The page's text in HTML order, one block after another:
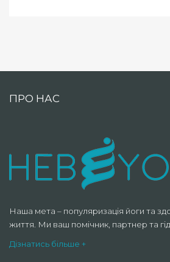
ПРО НАС
Наша мета – популяризація йоги та
життя. Ми ваш помічник, партнер та
Дізнатись більше +